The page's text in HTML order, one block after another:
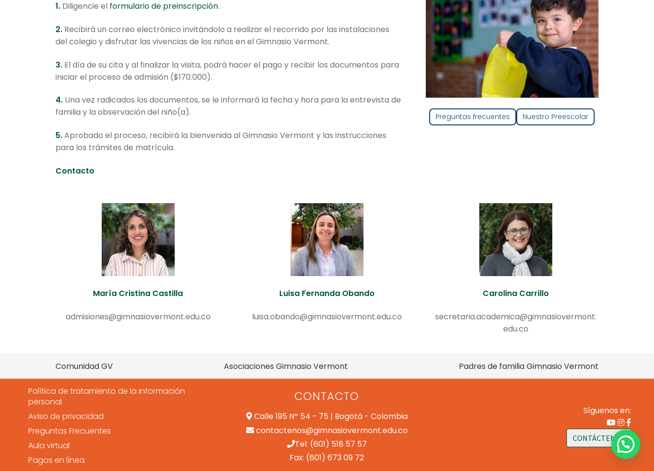
1. Diligencie el formulario de preinscripción.
2. Recibirá un correo electrónico invitándolo a realizar el recorrido por las instalaciones
del colegio y disfrutar las vivencias de los niños en el Gimnasio Vermont.
3. El día de su cita y al finalizar la visita, podrá hacer el pago y recibir los documentos para
iniciar el proceso de admisión ($170.000).
4. Una vez radicados los documentos, se le informará la fecha y hora para la entrevista de
familia y la observación del niño(a).
5.Aprobado el proceso, recibirá la bienvenida al Gimnasio Vermont y las instrucciones
para los trámites de matrícula.
Contacto
Preguntas frecuentes Nuestro Preescolar
María Cristina Castilla
admisiones@gimnasiovermont.edu.co
Luisa Fernanda Obando
luisa.obando@gimnasiovermont.edu.co
Carolina Carrillo
secretaria.academica@gimnasiovermont.
edu.co
Comunidad GV Asociaciones Gimnasio Vermont Padres de familia Gimnasio Vermont
Política de tratamiento de la información
personal
Aviso de privacidad
Preguntas Frecuentes
Aula virtual
Pagos en línea
CONTACTO
Calle 195 Nº 54 - 75 | Bogotá - Colombia
contactenos@gimnasiovermont.edu.co
Tel: (601) 518 57 57
Fax: (601) 673 09 72
Síguenos en:
CONTÁCTENOS